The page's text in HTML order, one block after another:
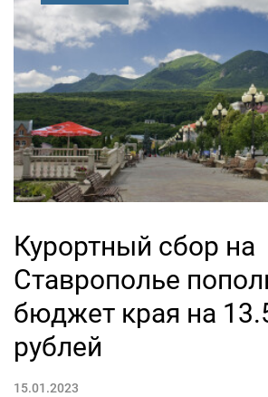
Курортный сбор на
Ставрополье
бюджет края на
рублей
15.01.2023